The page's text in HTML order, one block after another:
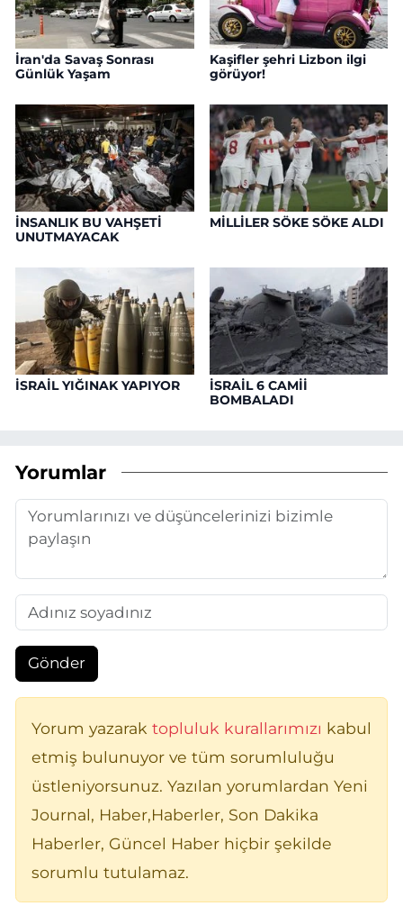
İran'da Savaş Sonrası
Günlük Yaşam
Kaşifler şehri Lizbon ilgi
görüyor!
İNSANLIK BU VAHŞETİ
UNUTMAYACAK
MİLLİLER SÖKE SÖKE ALDI
İSRAİL YIĞINAK YAPIYOR
İSRAİL 6 CAMİİ
BOMBALADI
Yorumlar
Gönder
Yorum yazarak topluluk kurallarımızı kabul
etmiş bulunuyor ve tüm sorumluluğu
üstleniyorsunuz. Yazılan yorumlardan Yeni
Journal, Haber,Haberler, Son Dakika
Haberler, Güncel Haber hiçbir şekilde
sorumlu tutulamaz.